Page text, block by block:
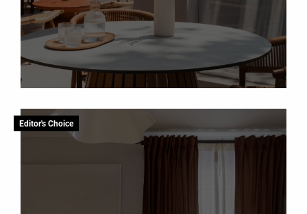
Editor's Choice